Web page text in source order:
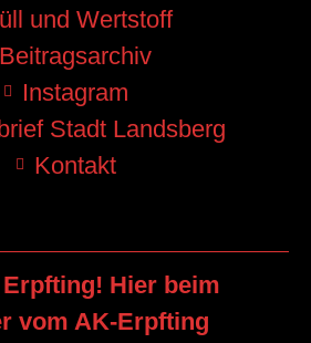
und Wertstoff
Beitragsarchiv
Instagram
Stadt Landsberg
Kontakt
Hier beim
vom AK-Erpfting